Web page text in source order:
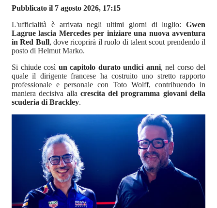
Pubblicato il 7 agosto 2026, 17:15
L'ufficialità è arrivata negli ultimi giorni di luglio: Gwen
Lagrue lascia Mercedes per iniziare una nuova avventura
in Red Bull, dove ricoprirà il ruolo di talent scout prendendo il
posto di Helmut Marko.
Si chiude così un capitolo durato undici anni, nel corso del
quale il dirigente francese ha costruito uno stretto rapporto
professionale e personale con Toto Wolff, contribuendo in
maniera decisiva alla crescita del programma giovani della
scuderia di Brackley.